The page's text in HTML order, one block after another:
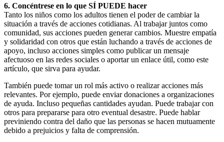
6. Concéntrese en lo que SÍ PUEDE hacer
Tanto los niños como los adultos tienen el poder de cambiar la
situación a través de acciones cotidianas. Al trabajar juntos como
comunidad, sus acciones pueden generar cambios. Muestre empatía
y solidaridad con otros que están luchando a través de acciones de
apoyo, incluso acciones simples como publicar un mensaje
afectuoso en las redes sociales o aportar un enlace útil, como este
artículo, que sirva para ayudar.
También puede tomar un rol más activo o realizar acciones más
relevantes. Por ejemplo, puede enviar donaciones a organizaciones
de ayuda. Incluso pequeñas cantidades ayudan. Puede trabajar con
otros para prepararse para otro eventual desastre. Puede hablar
previniendo contra del daño que las personas se hacen mutuamente
debido a prejuicios y falta de comprensión.